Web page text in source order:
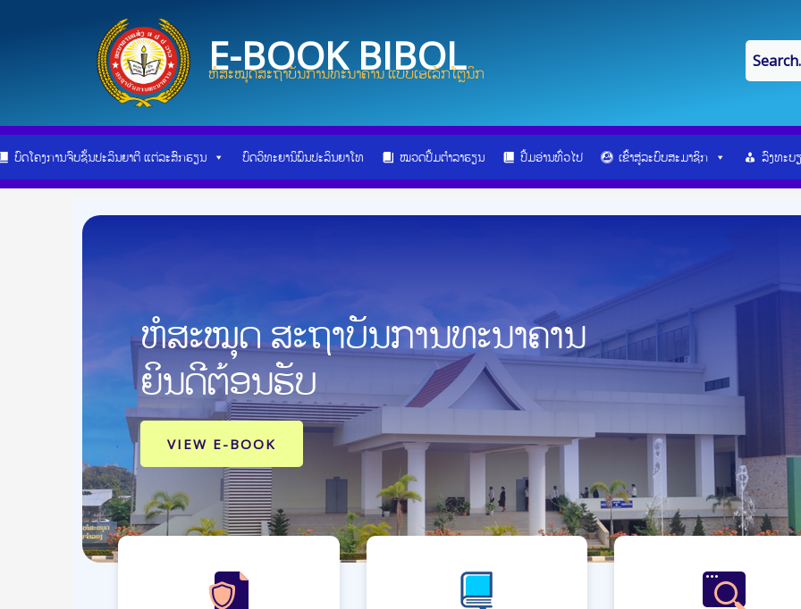
E-BOOK BIBOL
ຫໍສະໝຸດສະຖາບັນການທະນາຄານ ແບບເອເລັກໂຕຼນິກ
ບົດໂຄງການຈົບຊັ້ນປະລິນຍາຕີ ແຕ່ລະສົກຮຽນ ບົດວິທະຍານິພົນປະລິນຍາໂທ ໝວດປື້ມຕຳລາຮຽນ ປື້ມອ່ານທົ່ວໄປ ເຂົ້າສູ່ລະບົບສະມາຊິກ ລົງທະບ
ຫໍສະໝຸດ ສະຖາບັນການທະນາຄານ
ຍິນດີຕ້ອນຮັບ
VIEW E-BOOK
navigation